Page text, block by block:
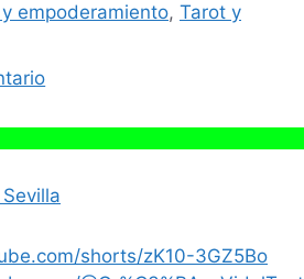
empoderamiento, Tarot y
shorts/zK10-3GZ5Bo